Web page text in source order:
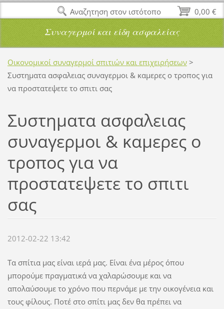
Συναγερμοί και είδη ασφαλείας
Οικονομικοί συναγερμοί σπιτιών και επιχειρήσεων >
Συστηματα ασφαλειας συναγερμοι & καμερες ο τροπος για
να προστατεψετε το σπιτι σας
Συστηματα ασφαλειας
συναγερμοι & καμερες ο
τροπος για να
προστατεψετε το σπιτι
σας
2012-02-22 13:42
Τα σπίτια μας είναι ιερά μας. Είναι ένα μέρος όπου
μπορούμε πραγματικά να χαλαρώσουμε και να
απολαύσουμε το χρόνο που περνάμε με την οικογένεια και
τους φίλους. Ποτέ στο σπίτι μας δεν θα πρέπει να
0,00 €
Αναζητηση στον ιστότοπο